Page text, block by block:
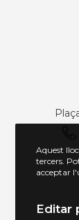
Aquest
tercers.
acceptar
Editar